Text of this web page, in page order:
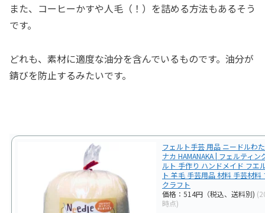
また、コーヒーかすや人毛（！）を詰める方法もあるそう
です。
どれも、素材に適度な油分を含んでいるものです。油分が
錆びを防止するみたいです。
フェルト手芸 用品 ニードルわ
ナカ HAMANAKA | フェルティン
ルト 手作り ハンドメイド フエ
ト 羊毛 手芸用品 材料 手芸材料
クラフト
価格：514円（税込、送料別)
時点)